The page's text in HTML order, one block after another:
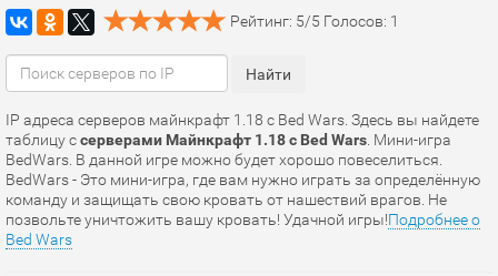
Рейтинг: 5/5 Голосов: 1
IP адреса серверов майнкрафт 1.18 с Bed Wars. Здесь вы найдете
таблицу ссерверами Майнкрафт 1.18 с Bed Wars . Мини-игра
BedWars. В данной игре можно будет хорошо повеселиться.
BedWars - Это мини-игра, где вам нужно играть за определённую
команду и защищать свою кровать от нашествий врагов. Не
позвольте уничтожить вашу кровать! Удачной игры!Подробнее о
Bed Wars